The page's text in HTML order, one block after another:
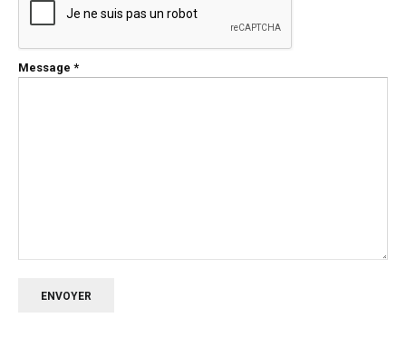
Message *
ENVOYER